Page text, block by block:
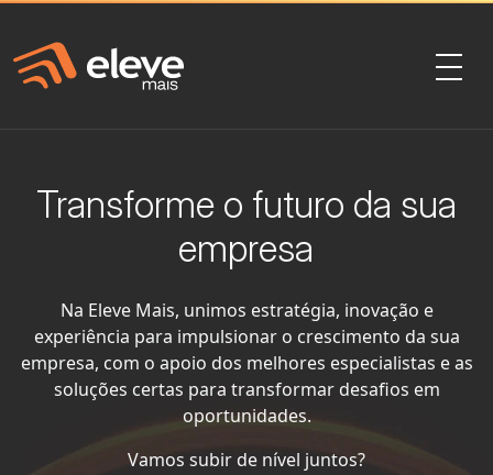
Transforme o futuro da sua
empresa
Na Eleve Mais, unimos estratégia, inovação e
experiência para impulsionar o crescimento da sua
empresa, com o apoio dos melhores especialistas e as
soluções certas para transformar desafios em
oportunidades.
Vamos subir de nível juntos?